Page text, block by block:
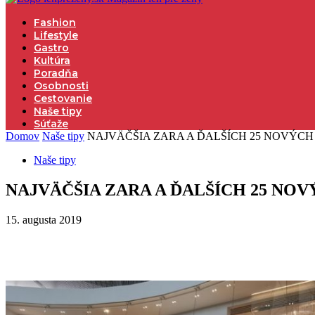
Fashion
Lifestyle
Gastro
Kultúra
Poradňa
Osobnosti
Cestovanie
Naše tipy
Súťaže
Domov Naše tipy NAJVÄČŠIA ZARA A ĎALŠÍCH 25
Naše tipy
NAJVÄČŠIA ZARA A ĎALŠÍCH 25
15. augusta 2019